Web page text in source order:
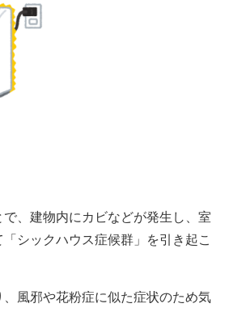
、建物内にカビなどが発生し、室
「シックハウス症候群」
を引き起こ
風邪や花粉症に似た症状のため気